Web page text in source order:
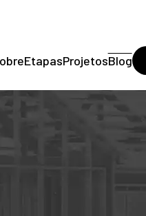
EtapasProjetosBlog